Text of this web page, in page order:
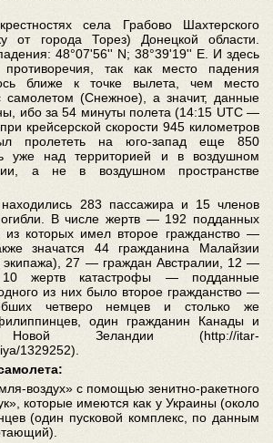
села Грабово Шахтерского
от города Торез) Донецкой области.
48°07'56'' N; 38°39'19'' E. И здесь
так как место падения
ближе к точке вылета, чем место
самолетом (Снежное), а значит, данные
ибо за 54 минуты полета (14:15 UTC —
крейсерской скорости 945 километров
пролететь на юго-запад еще 850
уже над территорией и в воздушном
а не в воздушном пространстве
283 пассажира и 15 членов
В числе жертв — 192 подданных
которых имел второе гражданство —
значатся 44 гражданина Малайзии
экипажа), 27 — граждан Австралии, 12 —
жертв катастрофы — подданные
из них было второе гражданство —
четверо немцев и столько же
один гражданин Канады и
Зеландии (http://itar-
1329252).
воздух» с помощью зенитно-ракетного
которые имеются как у Украины (около
(один пусковой комплекс, по данным